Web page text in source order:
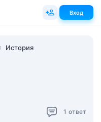
История
1 ответ
Вход